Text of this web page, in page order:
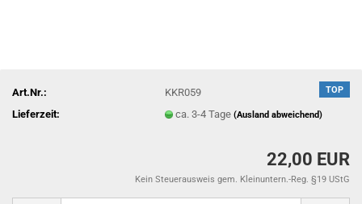
TOP
Art.Nr.:
KKR059
Lieferzeit:
ca. 3-4 Tage(Ausland abweichend)
22,00 EUR
Kein Steuerausweis gem. Kleinuntern.-Reg. §19 UStG